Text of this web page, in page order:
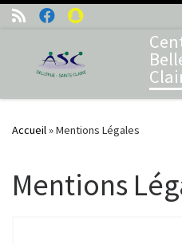
Skip to content
Accueil»Mentions Légales
Mentions